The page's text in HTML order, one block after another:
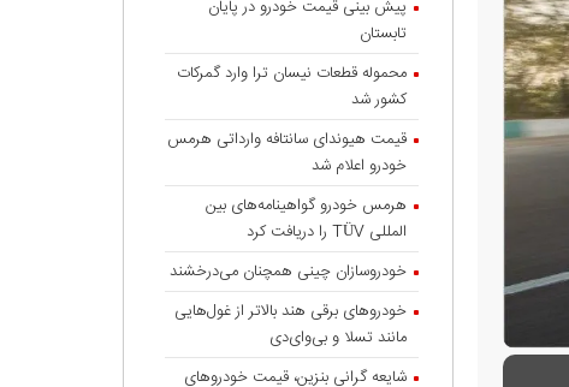
پیش بینی قیمت خودرو در پایان
تابستان
محموله قطعات نیسان ترا وارد گمرکات
کشور شد
قیمت هیوندای سانتافه وارداتی هرمس
خودرو اعلام شد
هرمس خودرو گواهینامه‌های بین
المللی TÜV را دریافت کرد
خودروسازان چینی همچنان می‌درخشند
خودروهای برقی هند بالاتر از غول‌هایی
مانند تسلا و بی‌وای‌دی
شایعه گرانی بنزین، قیمت خودروهای